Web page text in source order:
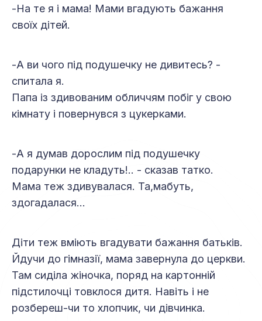
-На те я і мама! Мами вгадують бажання
своїх дітей.
-А ви чого під подушечку не дивитесь? -
спитала я.
Папа із здивованим обличчям побіг у свою
кімнату і повернувся з цукерками.
-А я думав дорослим під подушечку
подарунки не кладуть!.. - сказав татко.
Мама теж здивувалася. Та,мабуть,
здогадалася…
Діти теж вміють вгадувати бажання батьків.
Йдучи до гімназії, мама завернула до церкви.
Там сиділа жіночка, поряд на картонній
підстилочці товклося дитя. Навіть і не
розбереш-чи то хлопчик, чи дівчинка.